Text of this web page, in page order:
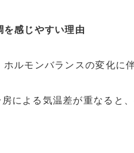
感じやすい理由
ルモンバランスの変化に
による気温差が重なると